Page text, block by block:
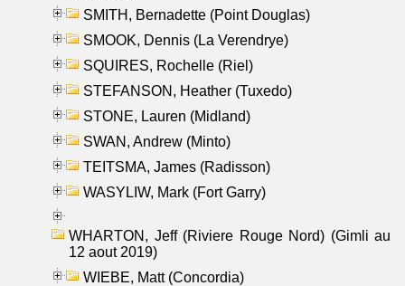
SMITH, Bernadette (Point Douglas)
SMOOK, Dennis (La Verendrye)
SQUIRES, Rochelle (Riel)
STEFANSON, Heather (Tuxedo)
STONE, Lauren (Midland)
SWAN, Andrew (Minto)
TEITSMA, James (Radisson)
WASYLIW, Mark (Fort Garry)
WHARTON, Jeff (Riviere Rouge Nord) (Gimli au
12 aout 2019)
WIEBE, Matt (Concordia)